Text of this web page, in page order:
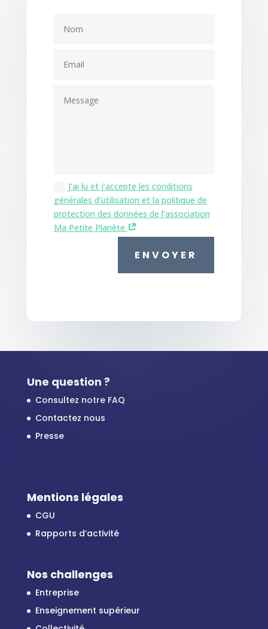
J’ai lu et j’accepte les conditions
générales d’utilisation et la politique de
protection des données de l’association
Ma Petite Planète
ENVOYER
Une question ?
Consultez notre FAQ
Contactez nous
Presse
Mentions légales
CGU
Rapports d’activité
Nos challenges
Entreprise
Enseignement supérieur